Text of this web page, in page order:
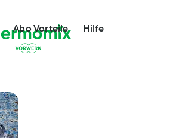
Abo Vorteile Hilfe